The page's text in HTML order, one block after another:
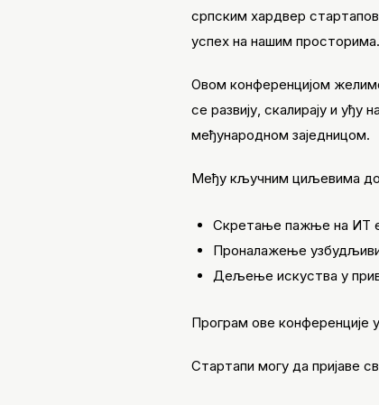
српским хардвер
успех на нашим просторима.
Овом конференцијом
се развију, скалирају и
међународном заједницом.
Међу кључним циљевима
Скретање пажње на ИТ
Проналажење
Дељење искуства у
Програм ове конференције
Стартапи могу да пријаве